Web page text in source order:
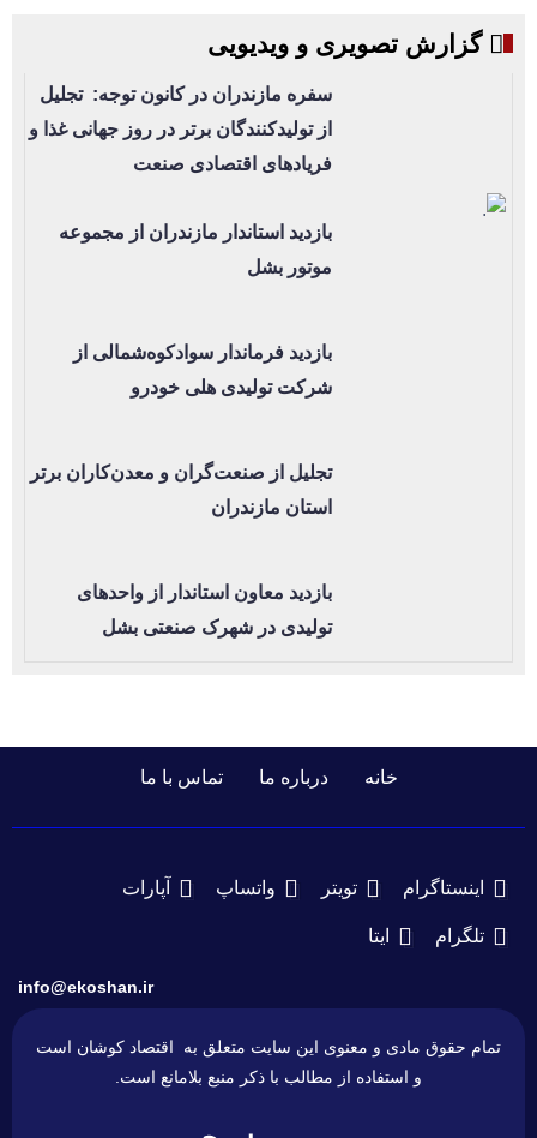
گزارش تصویری و ویدیویی
سفره مازندران در کانون توجه: تجلیل
از تولیدکنندگان برتر در روز جهانی غذا و
فریادهای اقتصادی صنعت
بازدید استاندار مازندران از مجموعه
موتور بشل
بازدید فرماندار سوادکوه‌شمالی از
شرکت تولیدی هلی خودرو
تجلیل از صنعت‌گران و معدن‌کاران برتر
استان مازندران
بازدید معاون استاندار از واحدهای
تولیدی در شهرک صنعتی بشل
خانه درباره ما تماس با ما
اینستاگرام تویتر واتساپ آپارات
تلگرام ایتا
info@ekoshan.ir
تمام حقوق مادی و معنوی این سایت متعلق به اقتصاد کوشان است
و استفاده از مطالب با ذکر منبع بلامانع است.